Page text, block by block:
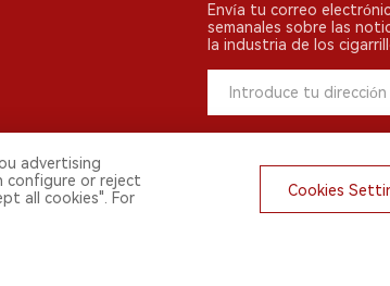
Envía tu correo
semanales sobre las
la industria de los
advertising
configure or reject
all cookies". For
Cookies